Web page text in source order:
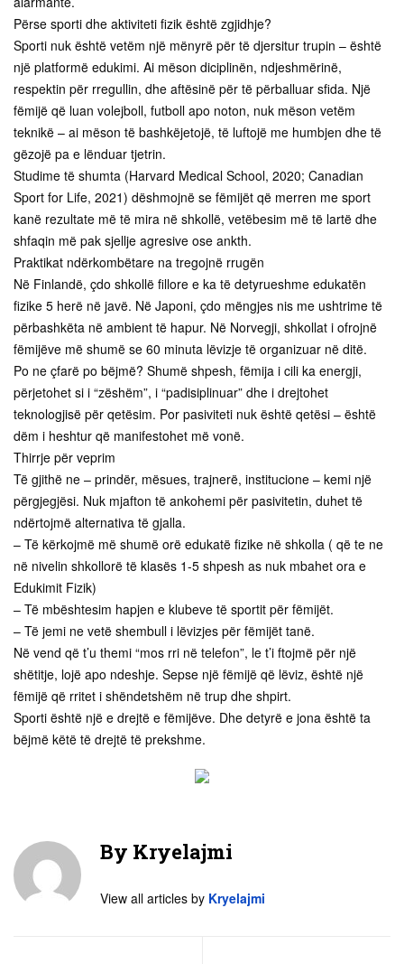
Përse sporti dhe aktiviteti fizik është zgjidhje?
Sporti nuk është vetëm një mënyrë për të djersitur trupin – është
një platformë edukimi. Ai mëson diciplinën, ndjeshmërinë,
respektin për rregullin, dhe aftësinë për të përballuar sfida. Një
fëmijë që luan volejboll, futboll apo noton, nuk mëson vetëm
teknikë – ai mëson të bashkëjetojë, të luftojë me humbjen dhe të
gëzojë pa e lënduar tjetrin.
Studime të shumta (Harvard Medical School, 2020; Canadian
Sport for Life, 2021) dëshmojnë se fëmijët që merren me sport
kanë rezultate më të mira në shkollë, vetëbesim më të lartë dhe
shfaqin më pak sjellje agresive ose ankth.
Praktikat ndërkombëtare na tregojnë rrugën
Në Finlandë, çdo shkollë fillore e ka të detyrueshme edukatën
fizike 5 herë në javë. Në Japoni, çdo mëngjes nis me ushtrime të
përbashkëta në ambient të hapur. Në Norvegji, shkollat i ofrojnë
fëmijëve më shumë se 60 minuta lëvizje të organizuar në ditë.
Po ne çfarë po bëjmë? Shumë shpesh, fëmija i cili ka energji,
përjetohet si i “zëshëm”, i “padisiplinuar” dhe i drejtohet
teknologjisë për qetësim. Por pasiviteti nuk është qetësi – është
dëm i heshtur që manifestohet më vonë.
Thirrje për veprim
Të gjithë ne – prindër, mësues, trajnerë, institucione – kemi një
përgjegjësi. Nuk mjafton të ankohemi për pasivitetin, duhet të
ndërtojmë alternativa të gjalla.
– Të kërkojmë më shumë orë edukatë fizike në shkolla ( që te ne
në nivelin shkollorë të klasës 1-5 shpesh as nuk mbahet ora e
Edukimit Fizik)
– Të mbështesim hapjen e klubeve të sportit për fëmijët.
– Të jemi ne vetë shembull i lëvizjes për fëmijët tanë.
Në vend që t’u themi “mos rri në telefon”, le t’i ftojmë për një
shëtitje, lojë apo ndeshje. Sepse një fëmijë që lëviz, është një
fëmijë që rritet i shëndetshëm në trup dhe shpirt.
Sporti është një e drejtë e fëmijëve. Dhe detyrë e jona është ta
bëjmë këtë të drejtë të prekshme.
By Kryelajmi
View all articles by Kryelajmi